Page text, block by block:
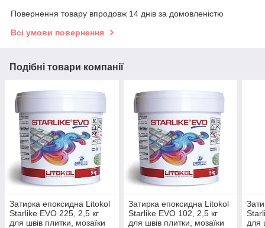
Повернення товару впродовж 14 днів за домовленістю
Всі умови повернення
Подібні товари компанії
Затирка епоксидна Litokol
Starlike EVO 225, 2,5 кг
для швів плитки, мозаїки
Затирка епоксидна Litokol
Starlike EVO 102, 2,5 кг
для швів плитки, мозаїки
для